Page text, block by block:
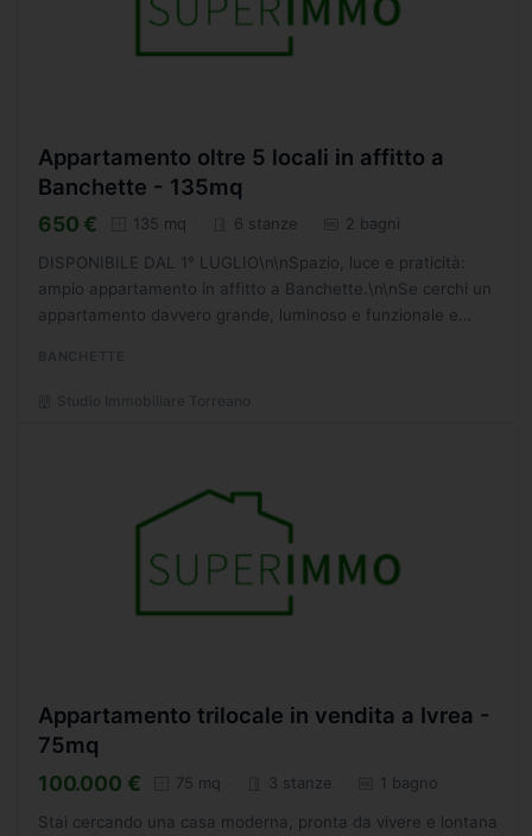
Appartamento oltre 5 locali in affitto a
Banchette - 135mq
650 € 135 mq 6 stanze 2 bagni
DISPONIBILE DAL 1° LUGLIO\n\nSpazio, luce e praticità:
ampio appartamento in affitto a Banchette.\n\nSe cerchi un
appartamento davvero grande, luminoso e funzionale e
Appartamento trilocale in vendita a Ivrea -
75mq
100.000 € 75 mq 3 stanze 1 bagno
Stai cercando una casa moderna, pronta da vivere e lontana